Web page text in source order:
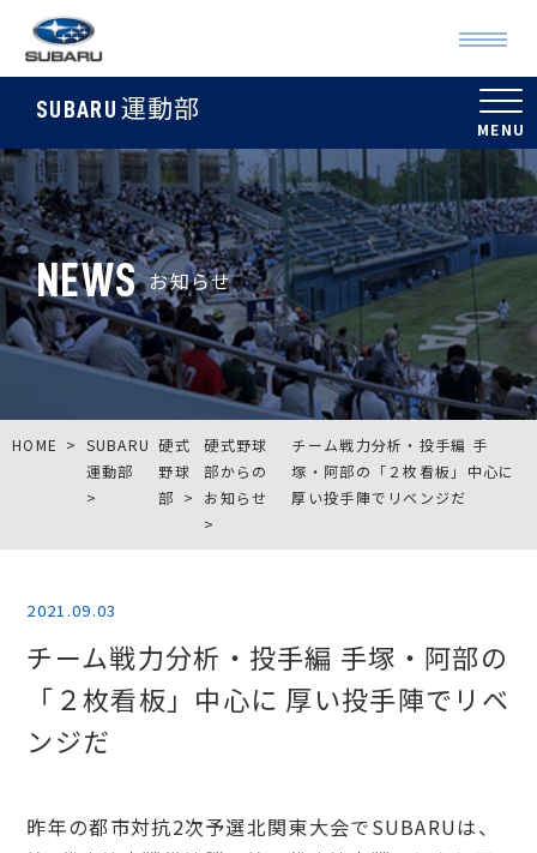
SUBARU 運動部
NEWS お知らせ
HOME
SUBARU
運動部
硬式
野球
部
硬式野球
部からの
お知らせ
チーム戦力分析・投手編 手
塚・阿部の「２枚看板」中心に
厚い投手陣でリベンジだ
2021.09.03
チーム戦力分析・投手編 手塚・阿部の
「２枚看板」中心に 厚い投手陣でリベ
ンジだ
昨年の都市対抗2次予選北関東大会でSUBARUは、